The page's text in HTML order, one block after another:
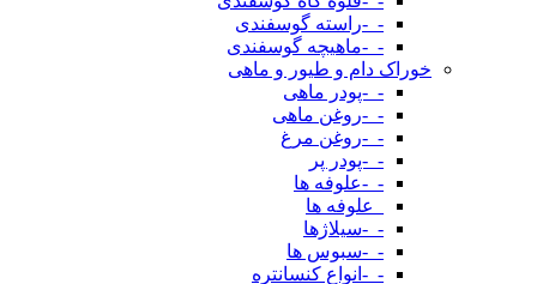
-_-راسته گوسفندی
-_-ماهیچه گوسفندی
خوراک دام و طیور و ماهی
-_-پودر ماهی
-_-روغن ماهی
-_-روغن مرغ
-_-پودر پر
-_-علوفه ها
_علوفه ها
-_-سیلاژها
-_-سبوس ها
-_-انواع کنسانتره